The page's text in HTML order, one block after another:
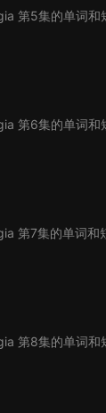
第5集的单词
第6集的单词
第7集的单词
第8集的单词